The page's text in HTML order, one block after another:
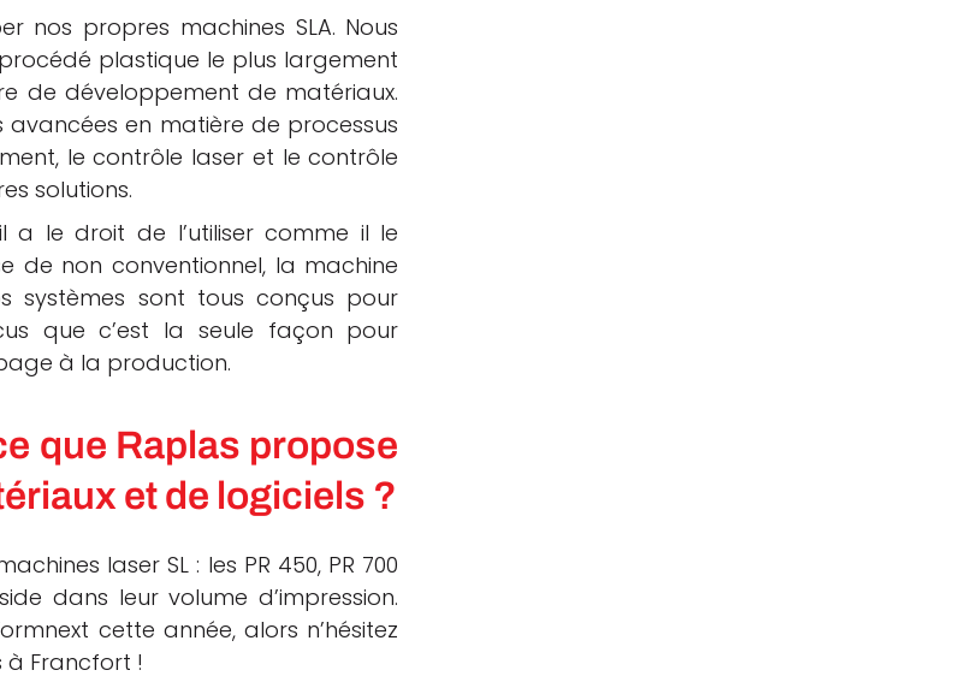
nos propres machines SLA. Nous
plastique le plus largement
de développement de matériaux.
en matière de processus
le contrôle laser et le contrôle
solutions.
a le droit de l’utiliser comme il le
de non conventionnel, la machine
systèmes sont tous conçus pour
que c’est la seule façon pour
à la production.
que Raplas propose
et de logiciels ?
laser SL : les PR 450, PR 700
dans leur volume d’impression.
cette année, alors n’hésitez
à Francfort !